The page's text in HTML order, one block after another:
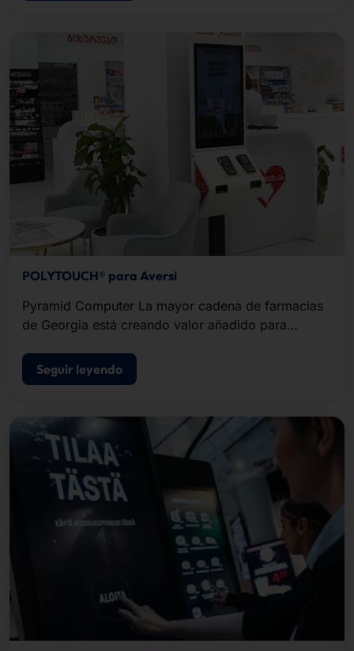
POLYTOUCH® para Aversi
Pyramid Computer La mayor cadena de farmacias
de Georgia está creando valor añadido para
terminales de autoservicio de .
Seguir leyendo